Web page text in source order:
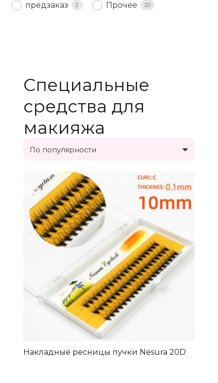
Специальные
средства для
макияжа
Накладные ресницы пучки Nesura 20D
предзаказ 2 Прочее 20